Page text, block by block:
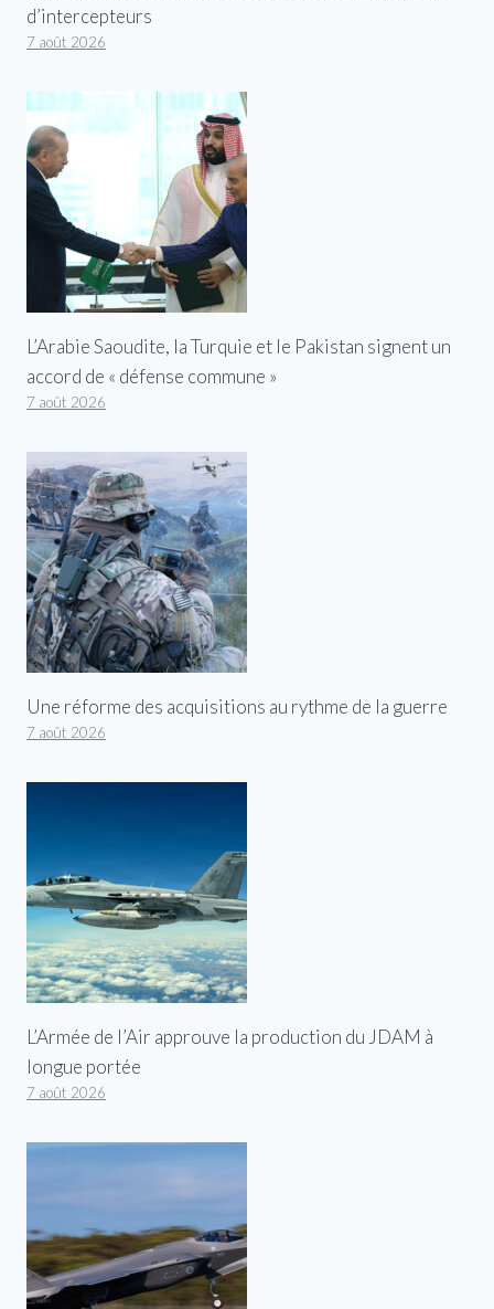
d’intercepteurs
7 août 2026
L’Arabie Saoudite, la Turquie et le Pakistan signent un
accord de « défense commune »
7 août 2026
Une réforme des acquisitions au rythme de la guerre
7 août 2026
L’Armée de l’Air approuve la production du JDAM à
longue portée
7 août 2026